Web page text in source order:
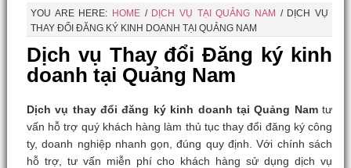
YOU ARE HERE: HOME / DỊCH VỤ TẠI QUẢNG NAM /DỊCH VỤ
THAY ĐỔI ĐĂNG KÝ KINH DOANH TẠI QUẢNG NAM
Dịch vụ Thay đổi Đăng ký kinh
doanh tại Quảng Nam
Dịch vụ thay đổi đăng ký kinh doanh tại Quảng Namtư
vấn hỗ trợ quý khách hàng làm thủ tục thay đổi đăng ký công
ty, doanh nghiệp nhanh gọn, đúng quy định. Với chính sách
hỗ trợ, tư vấn miễn phí cho khách hàng sử dụng dịch vụ